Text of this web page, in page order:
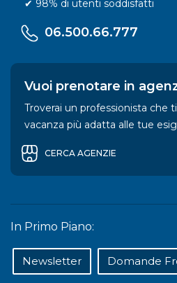
✔ 98% di utenti soddisfatti
06.500.66.777
Vuoi prenotare in
Troverai un professionista che
vacanza più adatta alle tue
CERCA AGENZIE
In Primo Piano:
Newsletter Domande